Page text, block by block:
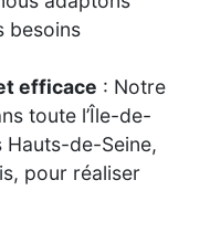
besoins
efficace : Notre
toute l’Île-de-
Hauts-de-Seine,
pour réaliser